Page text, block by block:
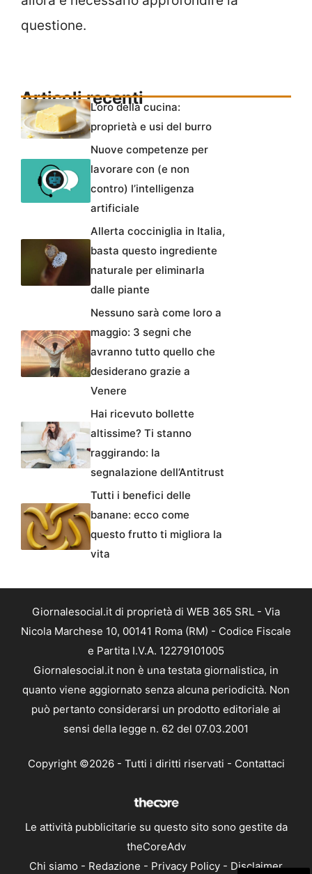
questione.
Articoli recenti
L’oro della cucina:
proprietà e usi del burro
Nuove competenze per
lavorare con (e non
contro) l’intelligenza
artificiale
Allerta cocciniglia in Italia,
basta questo ingrediente
naturale per eliminarla
dalle piante
Nessuno sarà come loro a
maggio: 3 segni che
avranno tutto quello che
desiderano grazie a
Venere
Hai ricevuto bollette
altissime? Ti stanno
raggirando: la
segnalazione dell’Antitrust
Tutti i benefici delle
banane: ecco come
questo frutto ti migliora la
vita
Giornalesocial.it di proprietà di WEB 365 SRL - Via
Nicola Marchese 10, 00141 Roma (RM) - Codice Fiscale
e Partita I.V.A. 12279101005
Giornalesocial.it non è una testata giornalistica, in
quanto viene aggiornato senza alcuna periodicità. Non
può pertanto considerarsi un prodotto editoriale ai
sensi della legge n. 62 del 07.03.2001
Copyright ©2026 - Tutti i diritti riservati - Contattaci
Le attività pubblicitarie su questo sito sono gestite da
theCoreAdv
Chi siamo - Redazione - Privacy Policy - Disclaimer